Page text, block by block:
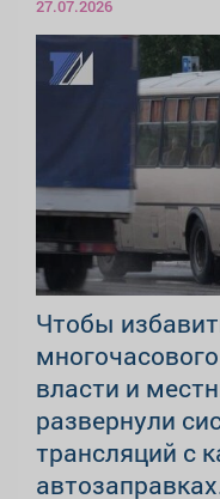
27.07.2026
Чтобы
власти и
развернули
трансляций с